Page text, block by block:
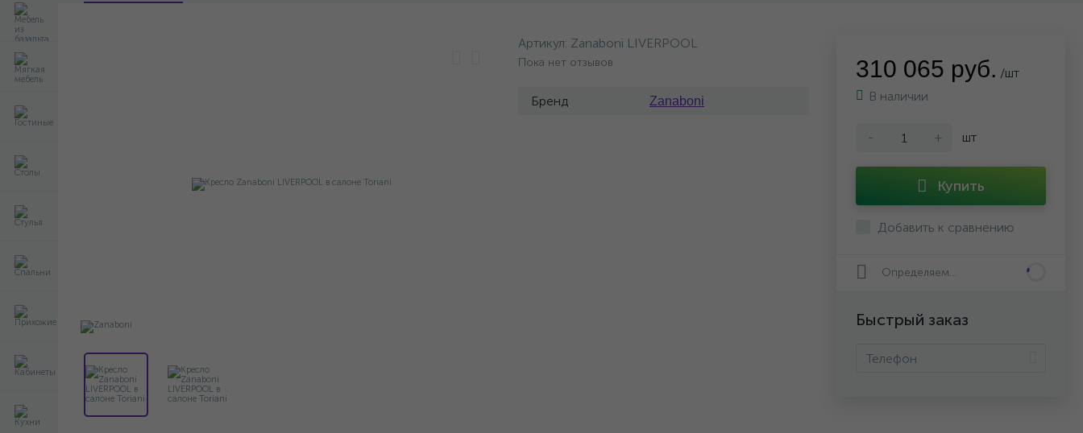
Артикул: Zanaboni LIVERPOOL
Пока нет отзывов
Бренд Zanaboni
310 065 руб. /шт
В наличии
- + шт
Купить
Добавить к сравнению
Определяем...
Быстрый заказ